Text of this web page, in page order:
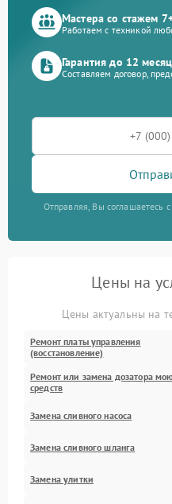
Мастера со стажем
Работаем с техникой
Гарантия до 12
Составляем договор,
Отправляя, Вы соглашаетесь
Цены на
Цены актуальны на
Ремонт платы управления
(восстановление)
Ремонт или замена дозатора
средств
Замена сливного насоса
Замена сливного шланга
Замена улитки